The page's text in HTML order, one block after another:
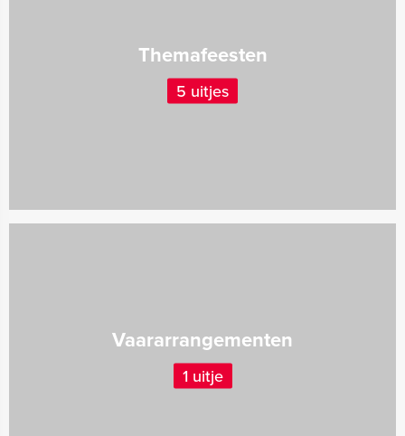
Themafeesten
5 uitjes
Vaararrangementen
1 uitje